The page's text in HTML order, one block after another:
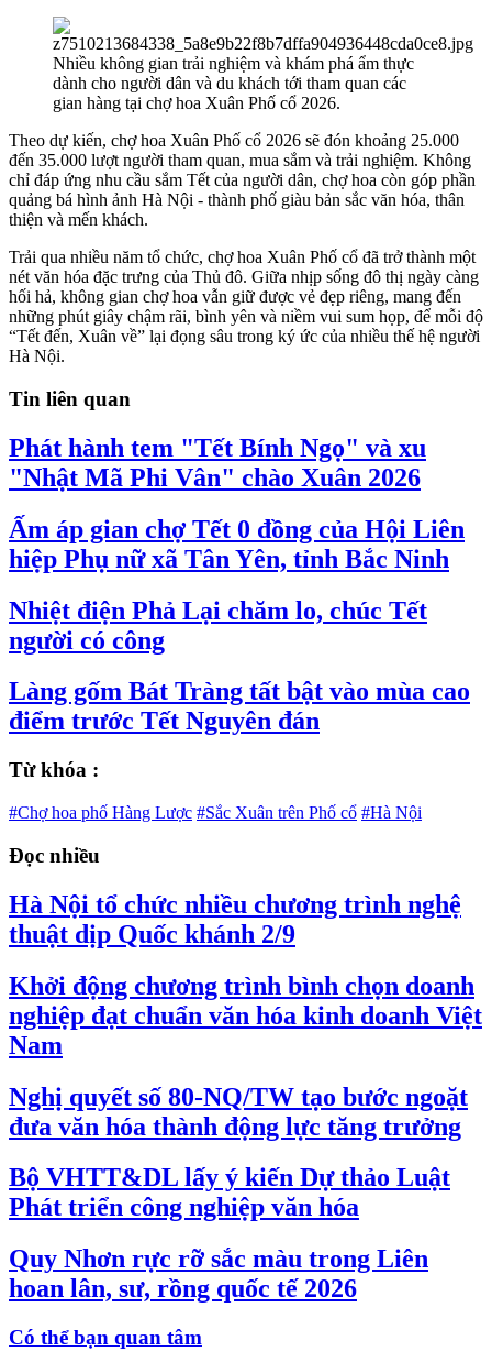
Nhiều không gian trải nghiệm và khám phá ẩm thực
dành cho người dân và du khách tới tham quan các
gian hàng tại chợ hoa Xuân Phố cổ 2026.
Theo dự kiến, chợ hoa Xuân Phố cổ 2026 sẽ đón khoảng 25.000
đến 35.000 lượt người tham quan, mua sắm và trải nghiệm. Không
chỉ đáp ứng nhu cầu sắm Tết của người dân, chợ hoa còn góp phần
quảng bá hình ảnh Hà Nội - thành phố giàu bản sắc văn hóa, thân
thiện và mến khách.
Trải qua nhiều năm tổ chức, chợ hoa Xuân Phố cổ đã trở thành một
nét văn hóa đặc trưng của Thủ đô. Giữa nhịp sống đô thị ngày càng
hối hả, không gian chợ hoa vẫn giữ được vẻ đẹp riêng, mang đến
những phút giây chậm rãi, bình yên và niềm vui sum họp, để mỗi độ
“Tết đến, Xuân về” lại đọng sâu trong ký ức của nhiều thế hệ người
Hà Nội.
Tin liên quan
Phát hành tem "Tết Bính Ngọ" và xu
"Nhật Mã Phi Vân" chào Xuân 2026
Ấm áp gian chợ Tết 0 đồng của Hội Liên
hiệp Phụ nữ xã Tân Yên, tỉnh Bắc Ninh
Nhiệt điện Phả Lại chăm lo, chúc Tết
người có công
Làng gốm Bát Tràng tất bật vào mùa cao
điểm trước Tết Nguyên đán
Từ khóa :
#Chợ hoa phố Hàng Lược #Sắc Xuân trên Phố cổ #Hà Nội
Đọc nhiều
Hà Nội tổ chức nhiều chương trình nghệ
thuật dịp Quốc khánh 2/9
Khởi động chương trình bình chọn doanh
nghiệp đạt chuẩn văn hóa kinh doanh Việt
Nam
Nghị quyết số 80-NQ/TW tạo bước ngoặt
đưa văn hóa thành động lực tăng trưởng
Bộ VHTT&DL lấy ý kiến Dự thảo Luật
Phát triển công nghiệp văn hóa
Quy Nhơn rực rỡ sắc màu trong Liên
hoan lân, sư, rồng quốc tế 2026
Có thể bạn quan tâm